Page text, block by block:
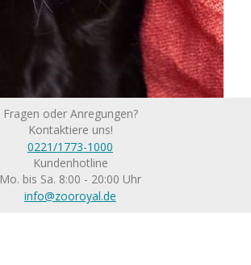
Fragen oder Anregungen?
Kontaktiere uns!
0221/1773-1000
Kundenhotline
Mo. bis Sa. 8:00 - 20:00 Uhr
info@zooroyal.de